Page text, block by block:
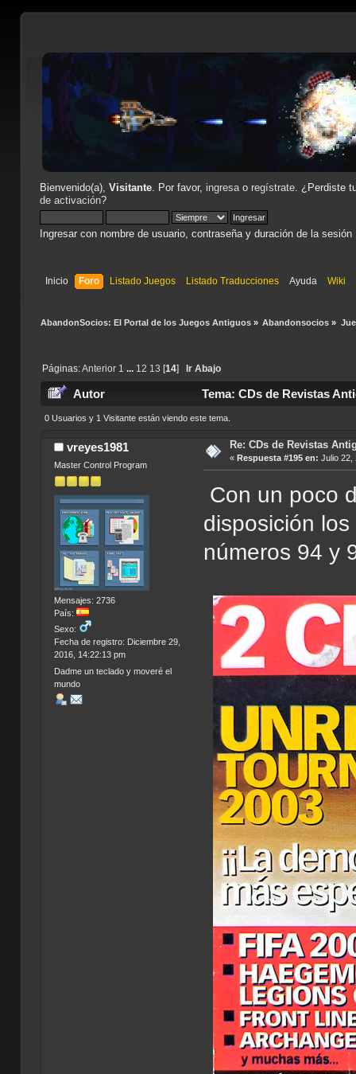
Bienvenido(a), Visitante. Por favor, ingresao regístrate. ¿Perdiste
de activación?
Ingresar con nombre de usuario, contraseña y duración de la sesión
Inicio Foro Listado Juegos Listado Traducciones Ayuda Wiki
AbandonSocios: El Portal de los Juegos Antiguos» Abandonsocios »
Páginas:Anterior 1 ... 12 13 [14] Ir Abajo
Autor Tema: CDs de Revistas
0 Usuarios y 1 Visitante están viendo este tema.
vreyes1981
Master Control Program
Mensajes: 2736
País:
Sexo:
Fecha de registro: Diciembre 29,
2016, 14:22:13 pm
Dadme un teclado y moveré el
mundo
Re: CDs de Revistas
« Respuesta #195 en: Julio 22,
Con un poco
disposición
números 94 y